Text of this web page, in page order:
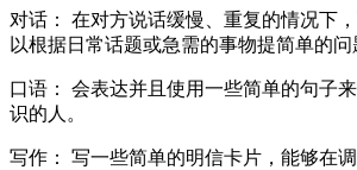
对话： 在对方说话缓慢、重复的情况下
以根据日常话题或急需的事物提简单的问
口语： 会表达并且使用一些简单的句子
识的人。
写作： 写一些简单的明信卡片，能够在